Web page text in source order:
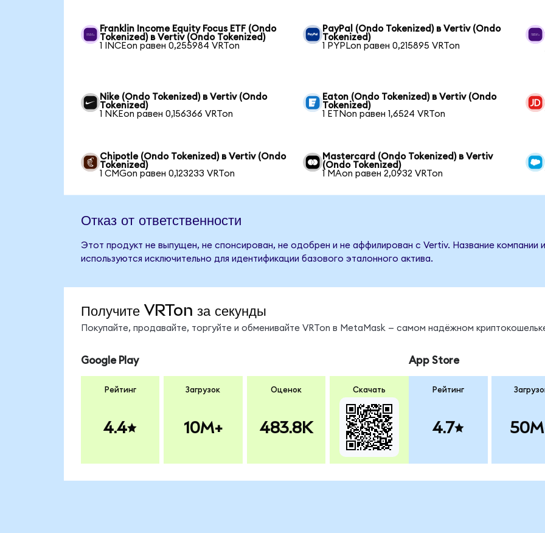
Franklin Income Equity Focus ETF (Ondo
Tokenized) в Vertiv (Ondo Tokenized)
1 INCEon равен 0,255984 VRTon
PayPal (Ondo Tokenized) в Vertiv (Ondo
Tokenized)
1 PYPLon равен 0,215895 VRTon
Nike (Ondo Tokenized) в Vertiv (Ondo
Tokenized)
1 NKEon равен 0,156366 VRTon
Eaton (Ondo Tokenized) в Vertiv (Ondo
Tokenized)
1 ETNon равен 1,6524 VRTon
Chipotle (Ondo Tokenized) в Vertiv (Ondo
Tokenized)
1 CMGon равен 0,123233 VRTon
Mastercard (Ondo Tokenized) в Vertiv
(Ondo Tokenized)
1 MAon равен 2,0932 VRTon
Отказ от ответственности
Этот продукт не выпущен, не спонсирован, не одобрен и не аффилирован с Vertiv. Название компании
используются исключительно для идентификации базового эталонного актива.
Получите VRTon за секунды
Покупайте, продавайте, торгуйте и обменивайте VRTon в MetaMask — самом надёжном
Google Play
Рейтинг
4.4
Загрузок
10M+
Оценок
483.8K
Скачать
App Store
Рейтинг
4.7